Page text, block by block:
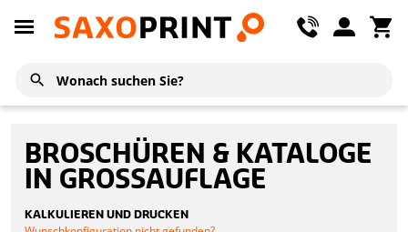
BROSCHÜREN & KATALOGE
IN GROSSAUFLAGE
KALKULIEREN UND DRUCKEN